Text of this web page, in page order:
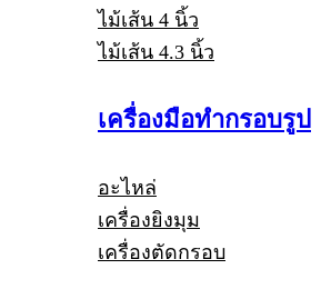
ไม้เส้น 4 นิ้ว
ไม้เส้น 4.3 นิ้ว
เครื่องมือทำกรอบรูป
อะไหล่
เครื่องยิงมุม
เครื่องตัดกรอบ